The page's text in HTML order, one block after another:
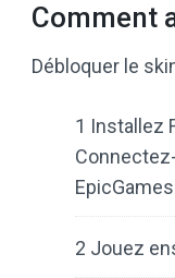
Comment
Débloquer le
1 Installez
2 Jouez